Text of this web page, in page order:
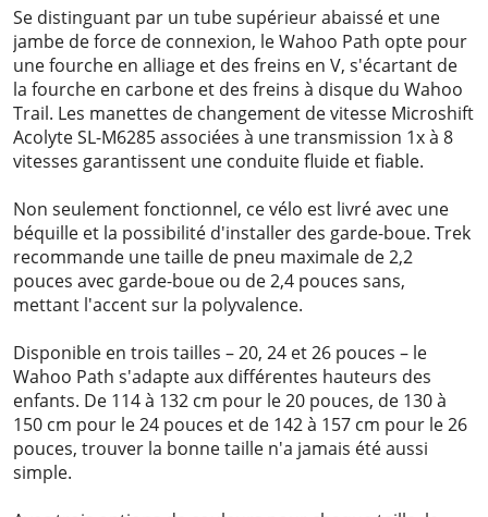
Se distinguant par un tube supérieur abaissé et une
jambe de force de connexion, le Wahoo Path opte pour
une fourche en alliage et des freins en V, s'écartant de
la fourche en carbone et des freins à disque du Wahoo
Trail. Les manettes de changement de vitesse Microshift
Acolyte SL-M6285 associées à une transmission 1x à 8
vitesses garantissent une conduite fluide et fiable.
Non seulement fonctionnel, ce vélo est livré avec une
béquille et la possibilité d'installer des garde-boue. Trek
recommande une taille de pneu maximale de 2,2
pouces avec garde-boue ou de 2,4 pouces sans,
mettant l'accent sur la polyvalence.
Disponible en trois tailles – 20, 24 et 26 pouces – le
Wahoo Path s'adapte aux différentes hauteurs des
enfants. De 114 à 132 cm pour le 20 pouces, de 130 à
150 cm pour le 24 pouces et de 142 à 157 cm pour le 26
pouces, trouver la bonne taille n'a jamais été aussi
simple.